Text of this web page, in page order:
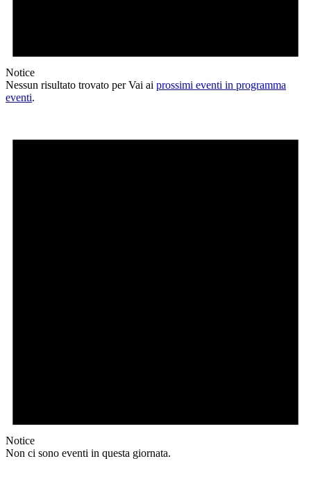
Notice
Nessun risultato trovato per Vai ai prossimi eventi in programma
eventi.
Notice
Non ci sono eventi in questa giornata.